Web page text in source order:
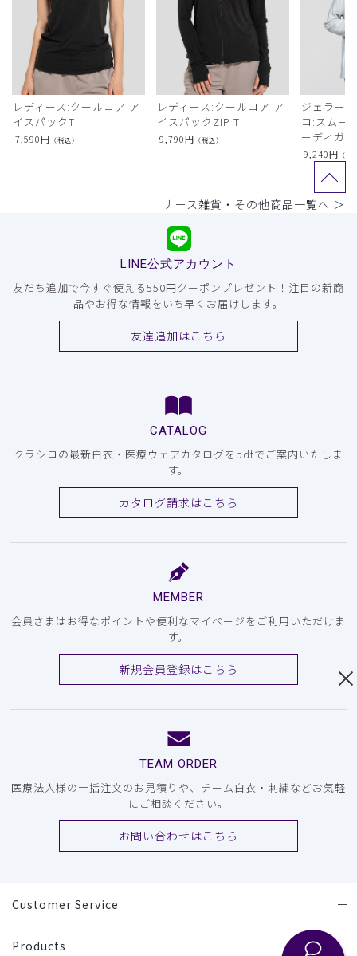
レディース:クールコア ア
イスパックT
7,590円 （税込）
レディース:クールコア ア
イスパックZIP T
9,790円 （税込）
ジェラー
コ:スムー
ーディガン
9,240円 （税
ナース雑貨・その他商品一覧へ ＞
LINE公式アカウント
友だち追加で今すぐ使える550円クーポンプレゼント！注目の新商
品やお得な情報をいち早くお届けします。
友達追加はこちら
CATALOG
クラシコの最新白衣・医療ウェアカタログをpdfでご案内いたしま
す。
カタログ請求はこちら
MEMBER
会員さまはお得なポイントや便利なマイページをご利用いただけま
す。
新規会員登録はこちら
TEAM ORDER
医療法人様の一括注文のお見積りや、チーム白衣・刺繍などお気軽
にご相談ください。
お問い合わせはこちら
Customer Service
Products